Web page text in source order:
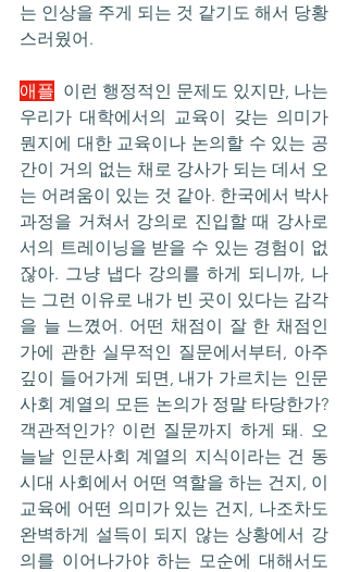
는 인상을 주게 되는 것 같기도 해서 당황
스러웠어.
애플
  이런 행정적인 문제도 있지만, 나는
우리가 대학에서의 교육이 갖는 의미가
뭔지에 대한 교육이나 논의할 수 있는 공
간이 거의 없는 채로 강사가 되는 데서 오
는 어려움이 있는 것 같아. 한국에서 박사
과정을 거쳐서 강의로 진입할 때 강사로
서의 트레이닝을 받을 수 있는 경험이 없
잖아. 그냥 냅다 강의를 하게 되니까, 나
는 그런 이유로 내가 빈 곳이 있다는 감각
을 늘 느꼈어. 어떤 채점이 잘 한 채점인
가에 관한 실무적인 질문에서부터, 아주
깊이 들어가게 되면, 내가 가르치는 인문
사회 계열의 모든 논의가 정말 타당한가?
객관적인가? 이런 질문까지 하게 돼. 오
늘날 인문사회 계열의 지식이라는 건 동
시대 사회에서 어떤 역할을 하는 건지, 이
교육에 어떤 의미가 있는 건지, 나조차도
완벽하게 설득이 되지 않는 상황에서 강
의를 이어나가야 하는 모순에 대해서도